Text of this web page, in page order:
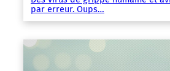
par erreur. Oups…